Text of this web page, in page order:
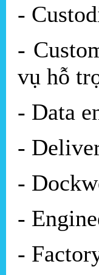
-
-
vụ hỗ
- Data
-
-
-
-